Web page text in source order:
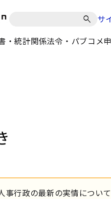
サ
・統計関係法令・パブコメ
行政の最新の実情につい